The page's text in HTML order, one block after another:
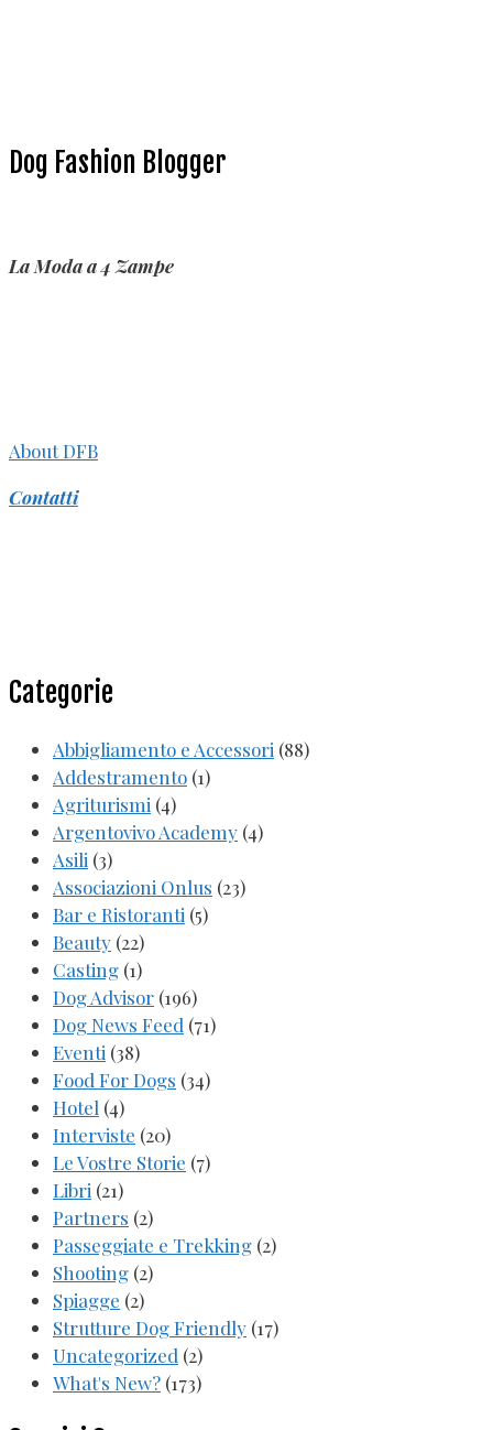
Dog Fashion Blogger
La Moda a 4 Zampe
About DFB
Contatti
Categorie
Abbigliamento e Accessori (88)
Addestramento (1)
Agriturismi (4)
Argentovivo Academy (4)
Asili (3)
Associazioni Onlus (23)
Bar e Ristoranti (5)
Beauty (22)
Casting (1)
Dog Advisor (196)
Dog News Feed (71)
Eventi (38)
Food For Dogs (34)
Hotel (4)
Interviste (20)
Le Vostre Storie (7)
Libri (21)
Partners (2)
Passeggiate e Trekking (2)
Shooting (2)
Spiagge (2)
Strutture Dog Friendly (17)
Uncategorized (2)
What's New? (173)